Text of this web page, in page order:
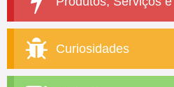
Curiosidades